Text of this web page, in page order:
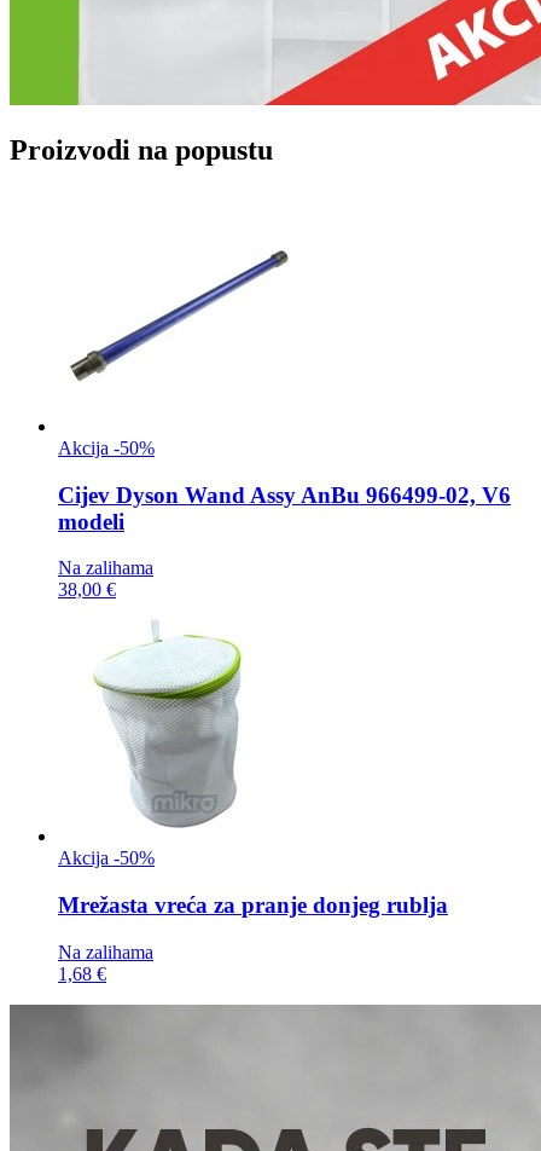
Proizvodi na popustu
Akcija -50%
Cijev Dyson Wand Assy AnBu 966499-02, V6
modeli
Na zalihama
38,00 €
Akcija -50%
Mrežasta vreća za pranje donjeg rublja
Na zalihama
1,68 €